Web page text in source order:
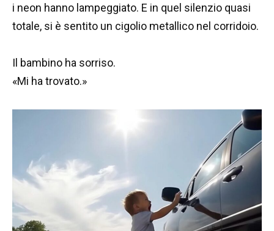
i neon hanno lampeggiato. E in quel silenzio quasi
totale, si è sentito un cigolio metallico nel corridoio.
Il bambino ha sorriso.
«Mi ha trovato.»